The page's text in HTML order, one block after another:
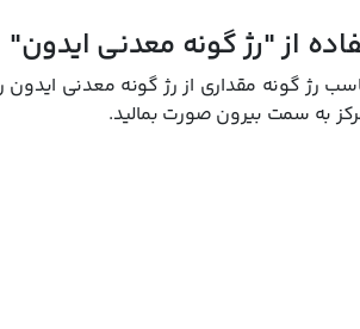
از"رژ گونه معدنی ایدون"
رژ گونه مقداری از رژ گونه معدنی ایدون
به سمت بیرون صورت بمالید.